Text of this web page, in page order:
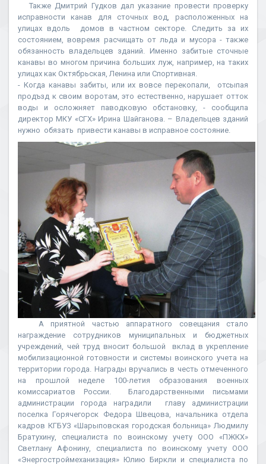
Также Дмитрий Гудков дал указание провести проверку
исправности канав для сточных вод, расположенных на
улицах вдоль домов в частном секторе. Следить за их
состоянием, вовремя расчищать от льда и мусора - также
обязанность владельцев зданий. Именно забитые сточные
канавы во многом причина больших луж, например, на таких
улицах как Октябрьская, Ленина или Спортивная.
- Когда канавы забиты, или их вовсе перекопали, отсыпая
продъзд к своим воротам, это естественно, нарушает отток
воды и осложняет паводковую обстановку, - сообщила
директор МКУ «СГХ» Ирина Шайганова. – Владельцев зданий
нужно обязать привести канавы в исправное состояние.
А приятной частью аппаратного совещания стало
награждение сотрудников муниципальных и бюджетных
учреждений, чей труд вносит большой вклад в укрепление
мобилизационной готовности и системы воинского учета на
территории города. Награды вручались в честь отмеченного
на прошлой неделе 100-летия образования военных
комиссариатов России. Благодарственными письмами
администрации города наградили главу администрации
поселка Горячегорск Федора Швецова, начальника отдела
кадров КГБУЗ «Шарыповская городская больница» Людмилу
Братухину, специалиста по воинскому учету ООО «ПЖКХ»
Светлану Афонину, специалиста по воинскому учету ООО
«Энергостроймеханизация» Юлию Биркли и специалиста по